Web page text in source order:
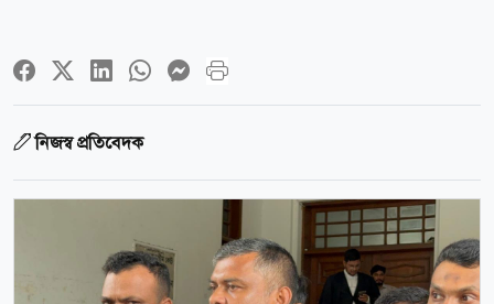
নিজস্ব প্রতিবেদক